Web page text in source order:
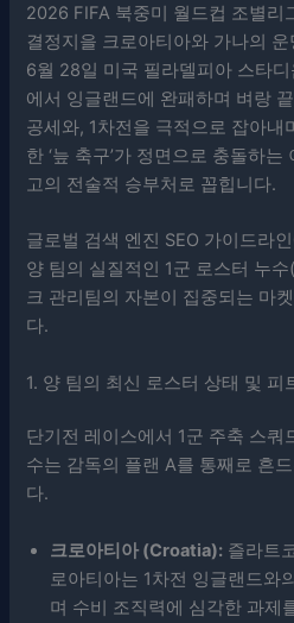
2026 FIFA 북중미 월드컵 조별리
결정지을 크로아티아와 가나의
6월 28일 미국 필라델피아 스타
에서 잉글랜드에 완패하며 벼랑
공세와, 1차전을 극적으로 잡아내
한 ‘늪 축구’가 정면으로 충돌하
고의 전술적 승부처로 꼽힙니다.
글로벌 검색 엔진 SEO 가이드라
양 팀의 실질적인 1군 로스터 누
크 관리팀의 자본이 집중되는 마
다.
1. 양 팀의 최신 로스터 상태 및 피
단기전 레이스에서 1군 주축 스쿼
수는 감독의 플랜 A를 통째로 흔
다.
크로아티아 (Croatia): 즐라트
로아티아는 1차전 잉글랜드와
며 수비 조직력에 심각한 과제